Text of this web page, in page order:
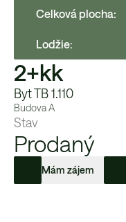
2+kk
Byt TB 1.110
BudovaA
Celková plocha:
Lodžie:
Stav
Prodaný
Mám zájem